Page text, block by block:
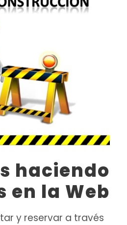
haciendo
en la Web
y reservar a través